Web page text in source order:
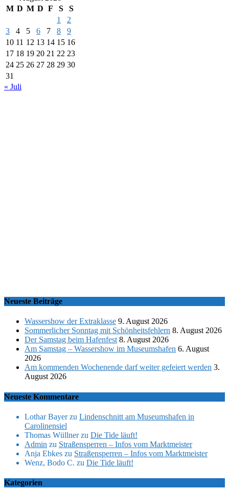
M D M D F S
S
1
2
3
4 5 6 7 8
9
10 11 12 13 14 15 16
17 18 19 20 21 22 23
24 25 26 27 28 29 30
31
« Juli
Neueste Beiträge
Wassershow der Extraklasse 9. August 2026
Sommerlicher Sonntag mit Schönheitsfehlern 8. August 2026
Der Samstag beim Hafenfest 8. August 2026
Am Samstag – Wassershow im Museumshafen 6. August
2026
Am kommenden Wochenende darf weiter gefeiert werden 3.
August 2026
Neueste Kommentare
Lothar Bayerzu Lindenschnitt am Museumshafen in
Carolinensiel
Thomas Wüllnerzu Die Tide läuft!
Admin zu Straßensperren – Infos vom Marktmeister
Anja Ebkes zu Straßensperren – Infos vom Marktmeister
Wenz, Bodo C. zu Die Tide läuft!
Kategorien